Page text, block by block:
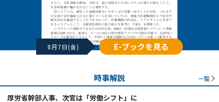
8月7日(金) E-ブックを見る
時事解説 一覧
厚労省幹部人事、次官は「労働シフト」に